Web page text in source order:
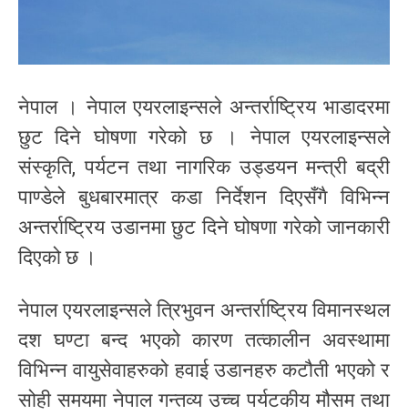
नेपाल । नेपाल एयरलाइन्सले अन्तर्राष्ट्रिय भाडादरमा
छुट दिने घोषणा गरेको छ । नेपाल एयरलाइन्सले
संस्कृति, पर्यटन तथा नागरिक उड्डयन मन्त्री बद्री
पाण्डेले बुधबारमात्र कडा निर्देशन दिएसँगै विभिन्न
अन्तर्राष्ट्रिय उडानमा छुट दिने घोषणा गरेको जानकारी
दिएको छ ।
नेपाल एयरलाइन्सले त्रिभुवन अन्तर्राष्ट्रिय विमानस्थल
दश घण्टा बन्द भएको कारण तत्कालीन अवस्थामा
विभिन्न वायुसेवाहरुको हवाई उडानहरु कटौती भएको र
सोही समयमा नेपाल गन्तव्य उच्च पर्यटकीय मौसम तथा